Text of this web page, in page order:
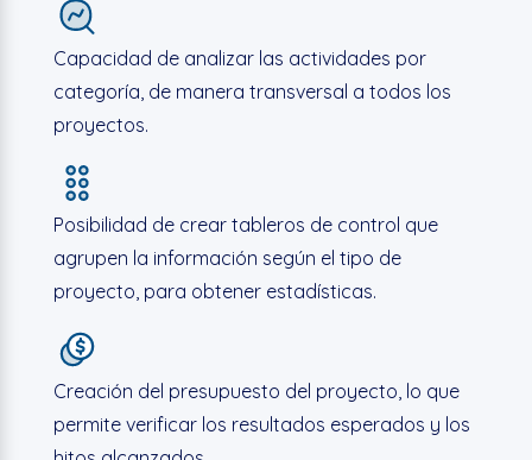
Capacidad de analizar las actividades por
categoría, de manera transversal a todos los
proyectos.
Posibilidad de crear tableros de control que
agrupen la información según el tipo de
proyecto, para obtener estadísticas.
Creación del presupuesto del proyecto, lo que
permite verificar los resultados esperados y los